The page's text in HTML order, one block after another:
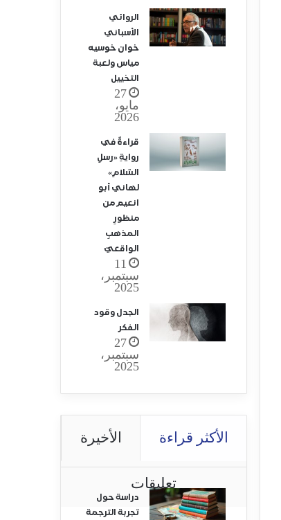
الروائي
الأسباني
خوان خوسيه
مياس ولعبة
التخييل
27
مايو،
2026
قراءةٌ في
روايةِ «رسلِ
السّلامِ»
لهاني أبو
انعيم من
منظورِ
المذهبِ
الواقعيّ
11
سبتمبر،
2025
الجدل وقود
الفكر
27
سبتمبر،
2025
الأكثر قراءة الأخيرة
تعليقات
دراسة حول
تجربة الترجمة